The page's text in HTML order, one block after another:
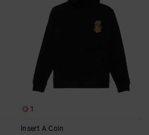
1
Insert A Coin